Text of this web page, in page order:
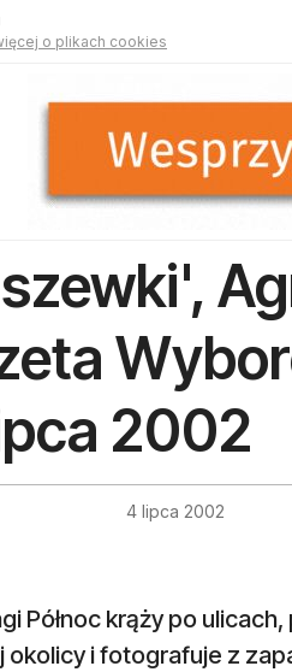
o plikach cookies
2002
4 lipca 2002
Północ krąży po
i fotografuje z